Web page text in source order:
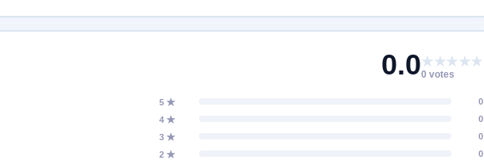
0.0★★★★★
0 votes
5 ★
0
4 ★
0
3 ★
0
2 ★
0